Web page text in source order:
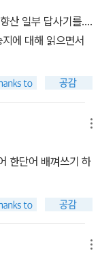
았다. 책을 덮고 나
이 마음속에 진하
있는 그의 북한답
산 일부 답사기를....
에 대해 읽으면서
한단어 배껴쓰기 하